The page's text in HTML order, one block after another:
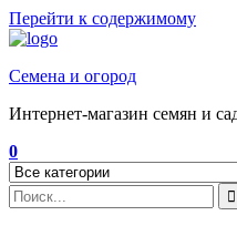
Перейти к содержимому
Семена и огород
Интернет-магазин семян и
0